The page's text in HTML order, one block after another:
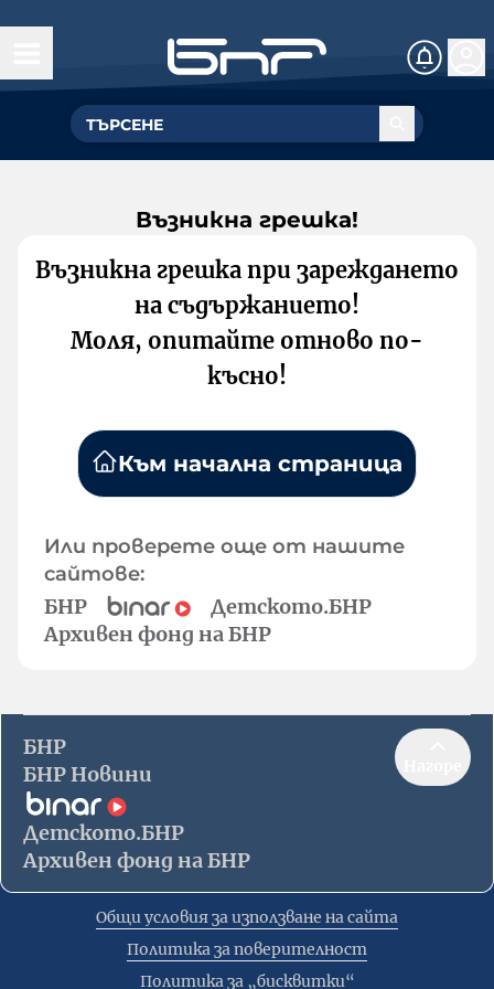
Възникна грешка!
Възникна грешка при зареждането
на съдържанието!
Моля, опитайте отново по-
късно!
Към начална страница
Или проверете още от нашите
сайтове:
БНР
Детското.БНР
Архивен фонд на БНР
БНР
БНР Новини
Детското.БНР
Архивен фонд на БНР
Общи условия за използване на сайта
Политика за поверителност
Политика за „бисквитки“